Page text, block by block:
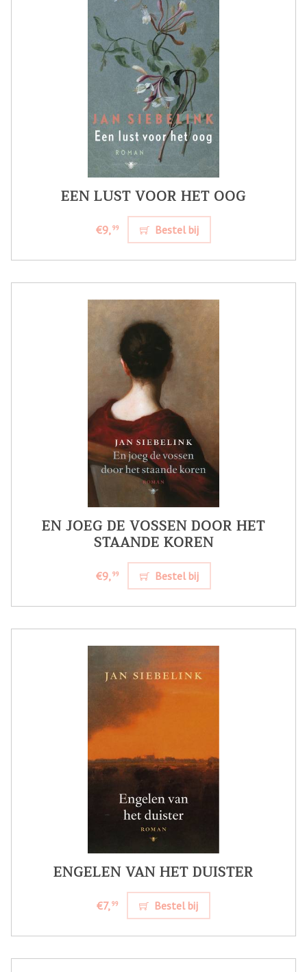
EEN LUST VOOR HET OOG
€9,99 Bestel bij
EN JOEG DE VOSSEN DOOR HET
STAANDE KOREN
€9,99 Bestel bij
ENGELEN VAN HET DUISTER
€7,99 Bestel bij